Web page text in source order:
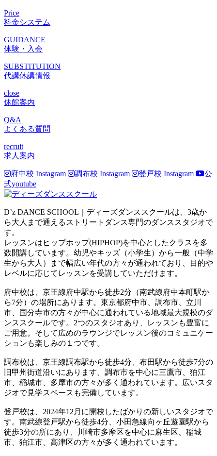
Price
料金システム
GUIDANCE
体験・入会
SUBSTITUTION
代講休講情報
close
休館案内
Q&A
よくある質問
recruit
求人案内
府中校 Instagram 調布校 Instagram 登戸校 Instagram
公
式youtube
D’z DANCE SCHOOL｜ディーズダンススクールは、3歳か
ら大人まで通えるストリートダンス専門のダンススタジオで
す。
レッスンはヒップホップ(HIPHOP)を中心としたクラスを多
数開講しています。幼児やキッズ（小学生）から一般（中学
生から大人）まで幅広い年代の方々が通われており、目的や
レベルに応じてレッスンを受講していただけます。
府中校は、京王線府中駅から徒歩2分（南武線府中本町駅か
ら7分）の場所にあります。東京都府中市、調布市、立川
市、国分寺市の方々が中心に通われている地域最大規模のダ
ンススクールです。2つのスタジオあり、レッスンも豊富に
ご用意。そして広めのラウンジでレッスン後のコミュニケー
ションも楽しみの１つです。
調布校は、京王線調布駅から徒歩4分、布田駅から徒歩7分の
旧甲州街道沿いにあります。調布市を中心に三鷹市、狛江
市、稲城市、多摩市の方々が多く通われています。広いスタ
ジオで見学スペースも完備しています。
登戸校は、2024年12月に開校したばかりの新しいスタジオで
す。南武線登戸駅から徒歩4分、小田急線向ヶ丘遊園駅から
徒歩3分の所にあり、川崎市多摩区を中心に麻生区、稲城
市、狛江市、高津区の方々が多く通われています。